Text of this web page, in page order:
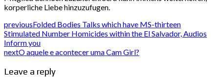
korperliche Liebe hinzuzufugen.
previousFolded Bodies Talks which have MS-thirteen
Stimulated Number Homicides within the El Salvador, Audios
Inform you
nextO aquele e acontecer uma Cam Girl?
Leave a reply